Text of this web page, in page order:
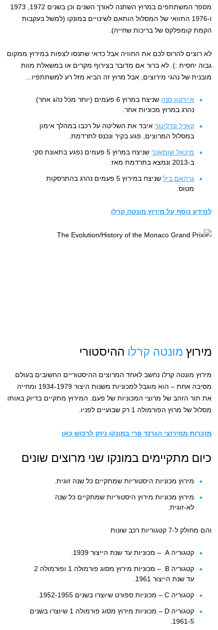
מספר המשתתפים במרוץ השתנה לאורך השנים וכן בשנים 1972, 1973
ו-1976 התוואי של המסלול הותאם לשינויים במונקו (למשל בעקבות
הקמת קומפלקס של בריכות שחייה).
לא רוצים להרוס לכם את החוויה אבל כדאי שתנסו לצפות במירוץ ממקום
גבוה יחסית :). לא ברור אם מדובר בצירוף מקרים או במשאלת מוות
מובנית של נהגי מירוצים, אבל מרוץ זה הביא מזל רע למשתתפיו…
איירטון סנה
שניצח במרוץ 6 פעמים (יותר מכל נהג אחר)
נהרג במרוץ מכוניות אחר.
קארל ונדלינגראיבד את השליטה על רכבו במהלך אימון
במסלול המרוצים, פגע בקיר ונכנס לתרדמת.
מיכאל שומאכר
שניצח במרוץ 5 פעמים נפגע בתאונת סקי
ב-2013 ונמצא בתרדמת מאז.
גרהאם ביל
שניצח במירוץ 5 פעמים נהרג בהתרסקות
מטוס.
למידע נוסף על מירוץ מונטה קרלו
מירוץ מונטה קרלו ההיסטורי
מירוץ מונטה קרלו נחשב לאחד המרוצים ההיסטוריים החשובים בעולם
מסיבה אחת – הוא מוגבל למכוניות משנות היצור 1934-1979 ומחייה
את תור הזהב של מרוצי המכוניות של פעם. המירוץ מתקיים בדיוק באותו
מסלול של מרוץ הפורמולה 1 רק שבועיים לפניו.
מזכרות ממירוצי הגרנד פרי במונקו ניתן לרכוש כאן
כיום מתקיימים במונקו שני מרוצים שונים
מירוץ מכוניות היסטוריות שמתקיים כל שנה זוגית.
מירוץ מכוניות מירוץ היסטוריות שמתקיים כל שנה
לא-זוגית.
והם מחולק ל-7 קטגוריות רכב שונות
קטגוריה A – מכוניות עד שנת הייצור 1939.
קטגוריה B – מכוניות מירוץ מסוג פורמולה 1 ופורמולה 2
עד שנת הייצור 1961.
קטגוריה C – מכוניות ספורט שיוצרו בשנים 1952-1955.
קטגוריה D – מכוניות מירוץ מסוג פורמולה 1 שיוצרו בשנים
1961-5.